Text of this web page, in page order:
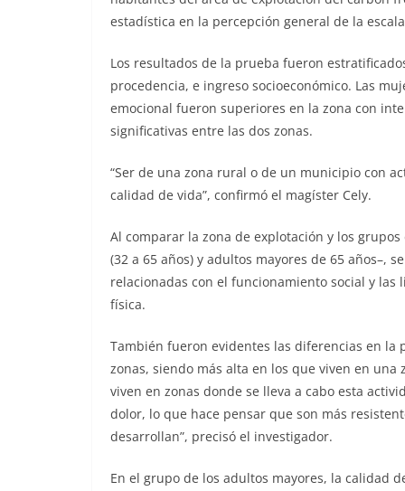
estadística en la percepción general de la
Los resultados de la prueba fueron
procedencia, e ingreso socioeconómico. Las
emocional fueron superiores en la zona con
significativas entre las dos zonas.
“Ser de una zona rural o de un municipio con
calidad de vida”, confirmó el magíster Cely.
Al comparar la zona de explotación y los
(32 a 65 años) y adultos mayores de 65 años–,
relacionadas con el funcionamiento social y
física.
También fueron evidentes las diferencias en
zonas, siendo más alta en los que viven en
viven en zonas donde se lleva a cabo esta
dolor, lo que hace pensar que son más
desarrollan”, precisó el investigador.
En el grupo de los adultos mayores, la calidad